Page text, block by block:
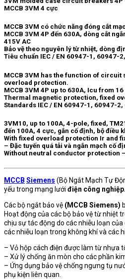
MCCB 3VM 4 cực
MCCB 3VM có chức năng đóng cắt
MCCB 3VM 4P đến 630A, dòng cắt
415V AC
Bảo vệ theo nguyên lý từ nhiệt, dòng
Tiêu chuẩn IEC / EN 60947-1, 60947-
MCCB 3VM has the function of
overload protection.
MCCB 3VM 4P up to 630A, Icu from
Thermal magnetic protection, fixed
Standards IEC / EN 60947-1, 60947-
3VM10, up to 100A, 4-pole, fixed,
đến 100A, 4 cực, gắn cố định, bộ điều
With fixed overload protection Ir and
– Đặc tuyến quá tải và ngắn mạch cố
Without neutral conductor protection
MCCB Siemens (Bộ Ngắt Mạch Tự
yếu trong mạng lưới điện công nghiệp.
Các bộ ngắt bảo vệ (MCCB Siemens)
Hoạt động của các bộ bảo vệ từ nhiệt
chịu sự tác động do các nhiễu loạn
các nhiễu loạn trong không khí và các
– Vỏ hộp cách điện được làm từ nhựa
– Xử lý chống ăn mòn cho các phần
– Ứng dụng bảo vệ chống ngưng tụ
phụ kiện liên quan.